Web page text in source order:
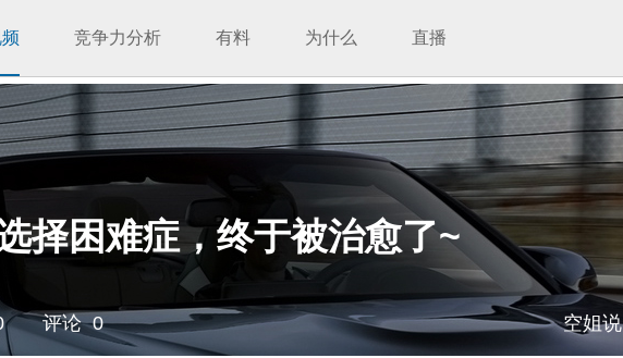
竞争力分析 有料 为什么 直播
择困难症，终于被治愈了~
评论 0 空姐说